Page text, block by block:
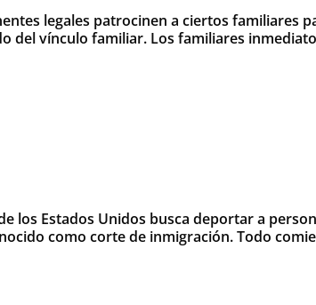
legales patrocinen a ciertos familiares
del vínculo familiar. Los familiares
Estados Unidos busca deportar a
como corte de inmigración. Todo